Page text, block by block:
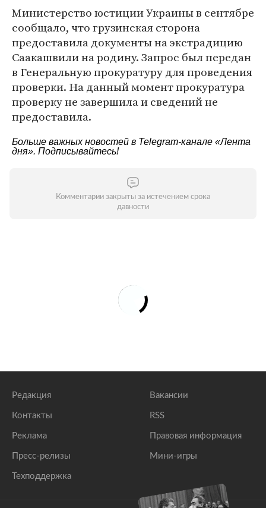
Министерство юстиции Украины в сентябре
сообщало, что грузинская сторона
предоставила документы на экстрадицию
Саакашвили на родину. Запрос был передан
в Генеральную прокуратуру для проведения
проверки. На данный момент прокуратура
проверку не завершила и сведений не
предоставила.
Больше важных новостей в Telegram-канале «Лента
дня». Подписывайтесь!
Комментарии закрыты за истечением срока
давности
Редакция
Контакты
Реклама
Пресс-релизы
Техподдержка
Вакансии
RSS
Правовая информация
Мини-игры